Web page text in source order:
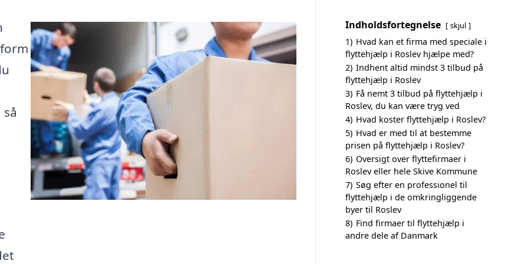
Indholdsfortegnelse skjul
1) Hvad kan et firma med speciale i
flyttehjælp i Roslev hjælpe med?
2) Indhent altid mindst 3 tilbud på
flyttehjælp i Roslev
3) Få nemt 3 tilbud på flyttehjælp i
Roslev, du kan være tryg ved
4) Hvad koster flyttehjælp i Roslev?
5) Hvad er med til at bestemme
prisen på flyttehjælp i Roslev?
6) Oversigt over flyttefirmaer i
Roslev eller hele Skive Kommune
7) Søg efter en professionel til
flyttehjælp i de omkringliggende
byer til Roslev
8) Find firmaer til flyttehjælp i
andre dele af Danmark